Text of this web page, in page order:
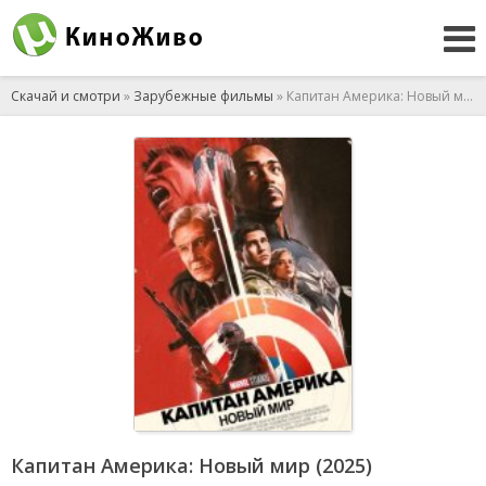
Скачай и смотри » Зарубежные фильмы » Капитан Америка: Новый мир (2025)
Капитан Америка: Новый мир (2025)